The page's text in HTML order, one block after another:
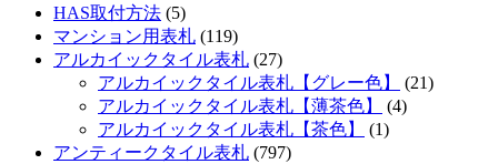
HAS取付方法 (5)
マンション用表札 (119)
アルカイックタイル表札 (27)
アルカイックタイル表札【グレー色】
(21)
アルカイックタイル表札【薄茶色】
(4)
アルカイックタイル表札【茶色】
(1)
アンティークタイル表札 (797)